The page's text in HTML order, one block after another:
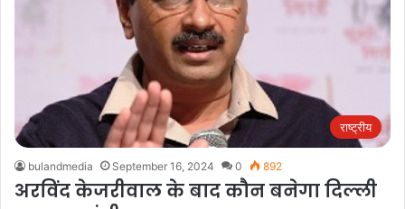
राष्ट्रीय
bulandmedia September 16, 2024 0 892
अरविंद केजरीवाल के बाद कौन बनेगा दिल्ली